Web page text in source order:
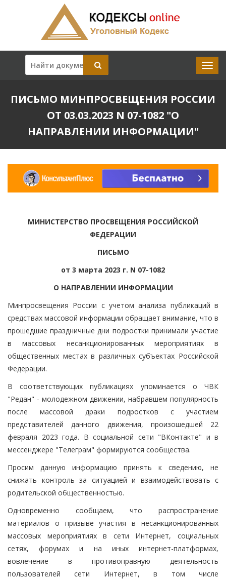
ПИСЬМО МИНПРОСВЕЩЕНИЯ РОССИИ
ОТ 03.03.2023 N 07-1082 "О
НАПРАВЛЕНИИ ИНФОРМАЦИИ"
МИНИСТЕРСТВО ПРОСВЕЩЕНИЯ РОССИЙСКОЙ
ФЕДЕРАЦИИ
ПИСЬМО
от 3 марта 2023 г. N 07-1082
О НАПРАВЛЕНИИ ИНФОРМАЦИИ
Минпросвещения России с учетом анализа публикаций в
средствах массовой информации обращает внимание, что в
прошедшие праздничные дни подростки принимали участие
в массовых несанкционированных мероприятиях в
общественных местах в различных субъектах Российской
Федерации.
В соответствующих публикациях упоминается о ЧВК
"Редан" - молодежном движении, набравшем популярность
после массовой драки подростков с участием
представителей данного движения, произошедшей 22
февраля 2023 года. В социальной сети "ВКонтакте" и в
мессенджере "Телеграм" формируются сообщества.
Просим данную информацию принять к сведению, не
снижать контроль за ситуацией и взаимодействовать с
родительской общественностью.
Одновременно сообщаем, что распространение
материалов о призыве участия в несанкционированных
массовых мероприятиях в сети Интернет, социальных
сетях, форумах и на иных интернет-платформах,
вовлечение в противоправную деятельность
пользователей сети Интернет, в том числе